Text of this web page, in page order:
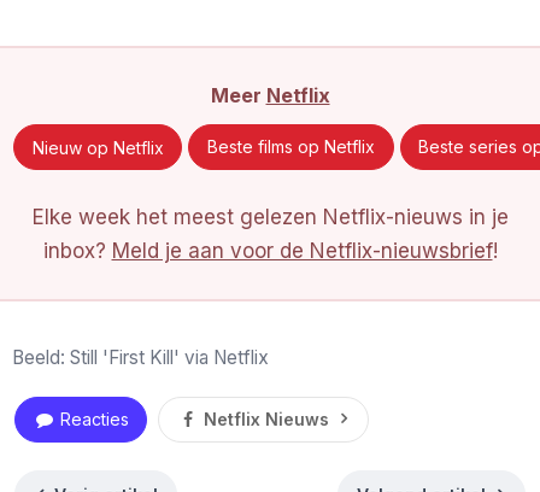
Meer Netflix
Nieuw op Netflix Beste films op Netflix Beste series
Elke week het meest gelezen Netflix-nieuws in je
inbox? Meld je aan voor de Netflix-nieuwsbrief!
Beeld: Still 'First Kill' via Netflix
Reacties Netflix Nieuws